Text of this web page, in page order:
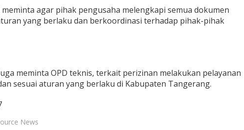
meminta agar pihak pengusaha melengkapi semua dokumen
yang berlaku dan berkoordinasi terhadap pihak-pihak
meminta OPD teknis, terkait perizinan melakukan pelayanan
sesuai aturan yang berlaku di Kabupaten Tangerang.
News